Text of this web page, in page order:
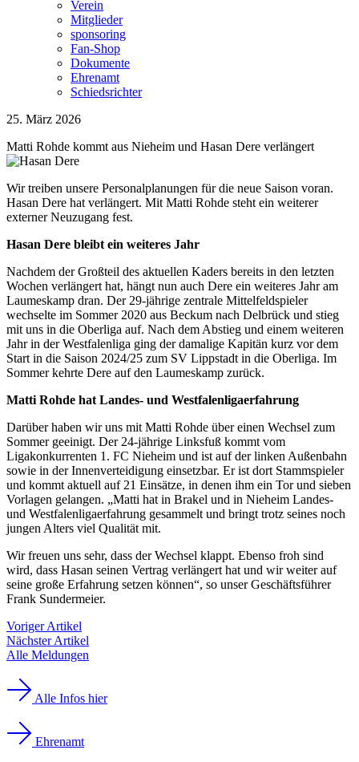
Verein
Mitglieder
sponsoring
Fan-Shop
Dokumente
Ehrenamt
Schiedsrichter
25. März 2026
Matti Rohde kommt aus Nieheim und Hasan Dere verlängert
Wir treiben unsere Personalplanungen für die neue Saison voran.
Hasan Dere hat verlängert. Mit Matti Rohde steht ein weiterer
externer Neuzugang fest.
Hasan Dere bleibt ein weiteres Jahr
Nachdem der Großteil des aktuellen Kaders bereits in den letzten
Wochen verlängert hat, hängt nun auch Dere ein weiteres Jahr am
Laumeskamp dran. Der 29-jährige zentrale Mittelfeldspieler
wechselte im Sommer 2020 aus Beckum nach Delbrück und stieg
mit uns in die Oberliga auf. Nach dem Abstieg und einem weiteren
Jahr in der Westfalenliga ging der damalige Kapitän kurz vor dem
Start in die Saison 2024/25 zum SV Lippstadt in die Oberliga. Im
Sommer kehrte Dere auf den Laumeskamp zurück.
Matti Rohde hat Landes- und Westfalenligaerfahrung
Darüber haben wir uns mit Matti Rohde über einen Wechsel zum
Sommer geeinigt. Der 24-jährige Linksfuß kommt vom
Ligakonkurrenten 1. FC Nieheim und ist auf der linken Außenbahn
sowie in der Innenverteidigung einsetzbar. Er ist dort Stammspieler
und kommt aktuell auf 21 Einsätze, in denen ihm ein Tor und sieben
Vorlagen gelangen. „Matti hat in Brakel und in Nieheim Landes-
und Westfalenligaerfahrung gesammelt und bringt trotz seines noch
jungen Alters viel Qualität mit.
Wir freuen uns sehr, dass der Wechsel klappt. Ebenso froh sind
wird, dass Hasan seinen Vertrag verlängert hat und wir weiter auf
seine große Erfahrung setzen können“, so unser Geschäftsführer
Frank Sundermeier.
Voriger Artikel
Nächster Artikel
Alle Meldungen
Alle Infos hier
Ehrenamt